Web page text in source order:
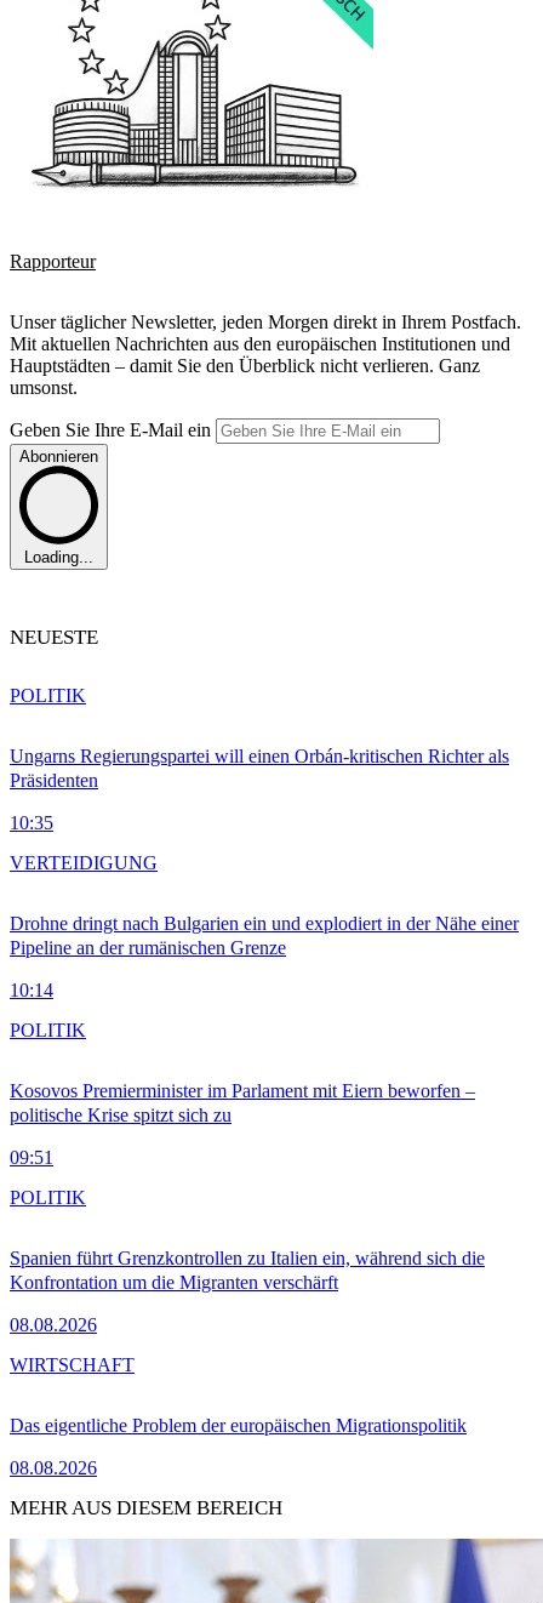
Rapporteur
Unser täglicher Newsletter, jeden Morgen direkt in Ihrem Postfach.
Mit aktuellen Nachrichten aus den europäischen Institutionen und
Hauptstädten – damit Sie den Überblick nicht verlieren. Ganz
umsonst.
Geben Sie Ihre E-Mail ein
Abonnieren
Loading...
NEUESTE
Ungarns Regierungspartei will einen Orbán-kritischen Richter als
Präsidenten
10:35
POLITIK
Drohne dringt nach Bulgarien ein und explodiert in der Nähe einer
Pipeline an der rumänischen Grenze
10:14
VERTEIDIGUNG
Kosovos Premierminister im Parlament mit Eiern beworfen –
politische Krise spitzt sich zu
09:51
POLITIK
Spanien führt Grenzkontrollen zu Italien ein, während sich die
Konfrontation um die Migranten verschärft
08.08.2026
POLITIK
Das eigentliche Problem der europäischen Migrationspolitik
08.08.2026
WIRTSCHAFT
MEHR AUS DIESEM BEREICH